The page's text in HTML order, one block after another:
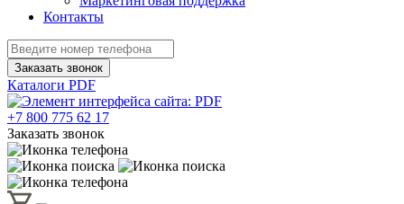
Контакты
Заказать звонок
Каталоги PDF
+7 800 775 62 17
Заказать звонок